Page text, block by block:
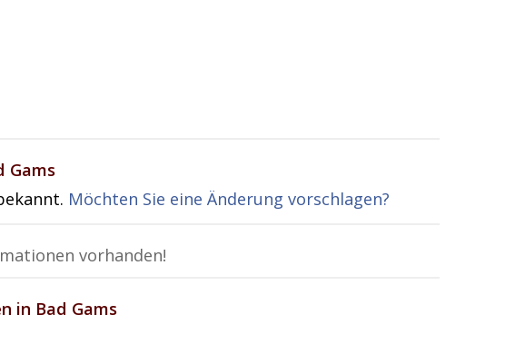
Gams
Möchten Sie eine Änderung vorschlagen?
vorhanden!
in Bad Gams